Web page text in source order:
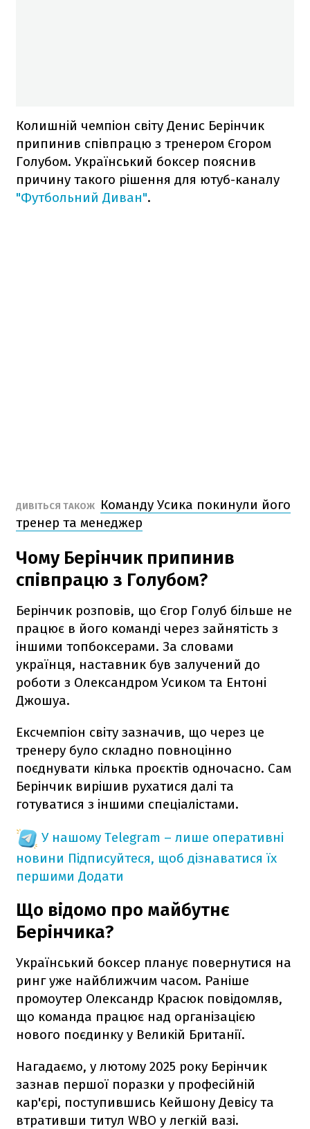
Колишній чемпіон світу Денис Берінчик
припинив співпрацю з тренером Єгором
Голубом. Український боксер пояснив
причину такого рішення для ютуб-каналу
"Футбольний Диван".
ДИВІТЬСЯ ТАКОЖ
Команду Усика покинули його
тренер та менеджер
Чому Берінчик припинив
співпрацю з Голубом?
Берінчик розповів, що Єгор Голуб більше не
працює в його команді через зайнятість з
іншими топбоксерами. За словами
українця, наставник був залучений до
роботи з Олександром Усиком та Ентоні
Джошуа.
Ексчемпіон світу зазначив, що через це
тренеру було складно повноцінно
поєднувати кілька проєктів одночасно. Сам
Берінчик вирішив рухатися далі та
готуватися з іншими спеціалістами.
У нашому Telegram – лише оперативні
новини Підписуйтеся, щоб дізнаватися їх
першими Додати
Що відомо про майбутнє
Берінчика?
Український боксер планує повернутися на
ринг уже найближчим часом. Раніше
промоутер Олександр Красюк повідомляв,
що команда працює над організацією
нового поєдинку у Великій Британії.
Нагадаємо, у лютому 2025 року Берінчик
зазнав першої поразки у професійній
кар'єрі, поступившись Кейшону Девісу та
втративши титул WBO у легкій вазі.